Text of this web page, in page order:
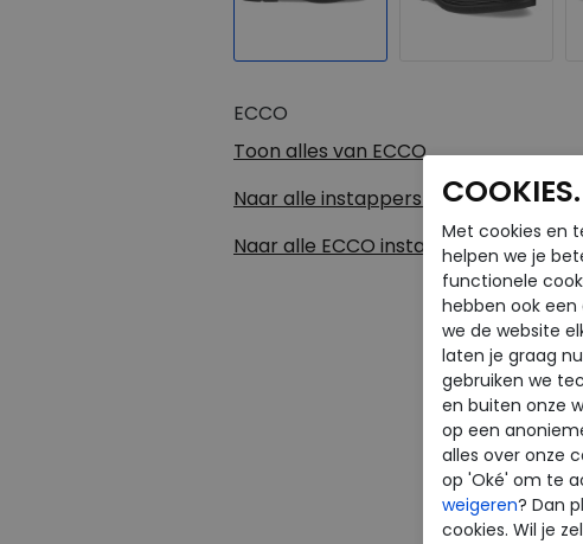
ECCO
Toon alles van ECCO
Naar alle instappers heren
Naar alle ECCO instappers heren
COOKIES.
Met cookies en
helpen we je
functionele
hebben ook
we de website
laten je graag
gebruiken we
en buiten onze
op een
alles over onze
op 'Oké' om te
weigeren? Dan
cookies. Wil je